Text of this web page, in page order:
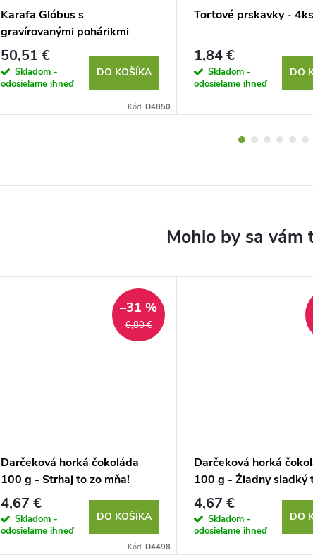
Karafa Glóbus s
gravírovanými pohárikmi
50,51 €
Skladom -
odosielame ihneď
DO KOŠÍKA
Kód: D4850
Tortové prskavky - 4ks
1,84 €
Skladom -
odosielame ihneď
DO
6,80 €
–31 %
Darčeková horká čokoláda
100 g - Strhaj to zo mňa!
4,67 €
Skladom -
odosielame ihneď
DO KOŠÍKA
Kód: D4498
Darčeková horká
100 g - Žiadny sladký
4,67 €
Skladom -
odosielame ihneď
DO